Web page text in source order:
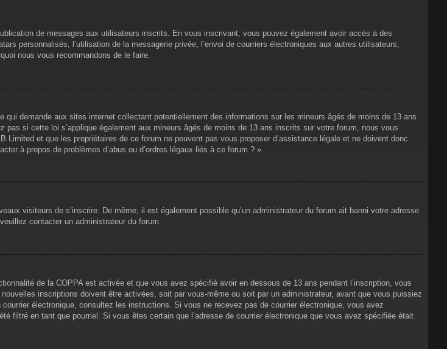
de messages aux utilisateurs inscrits. En vous inscrivant, vous pouvez également avoir accès à des
personnalisés, l’utilisation de la messagerie privée, l’envoi de courriers électroniques aux autres utilisateurs,
nous vous recommandons de le faire.
qui demande aux sites internet collectant potentiellement des informations sur les mineurs âgés de moins de 13 ans
si cette loi s’applique également aux mineurs âgés de moins de 13 ans inscrits sur votre forum, nous vous
et que les propriétaires de ce forum ne peuvent pas vous proposer d’assistance légale et ne doivent donc
à propos de problèmes d’abus ou d’ordres légaux liés à ce forum ? ».
visiteurs de s’inscrire. De même, il est également possible qu’un administrateur du forum ait banni votre adresse
contacter un administrateur du forum.
de la COPPA est activée et que vous avez spécifié avoir en dessous de 13 ans pendant l’inscription, vous
inscriptions doivent être activées, soit par vous-même ou soit par un administrateur, avant que vous puissiez
électronique, consultez les instructions. Si vous ne recevez pas de courrier électronique, vous avez
filtré en tant que pourriel. Si vous êtes certain que l’adresse de courrier électronique que vous avez spécifiée était